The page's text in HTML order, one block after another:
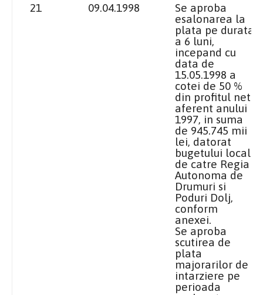
21 09.04.1998
Se aproba
esalonarea la
plata pe durata
a 6 luni,
incepand cu
data de
15.05.1998 a
cotei de 50 %
din profitul net
aferent anului
1997, in suma
de 945.745 mii
lei, datorat
bugetului local
de catre Regia
Autonoma de
Drumuri si
Poduri Dolj,
conform
anexei.
Se aproba
scutirea de
plata
majorarilor de
intarziere pe
perioada